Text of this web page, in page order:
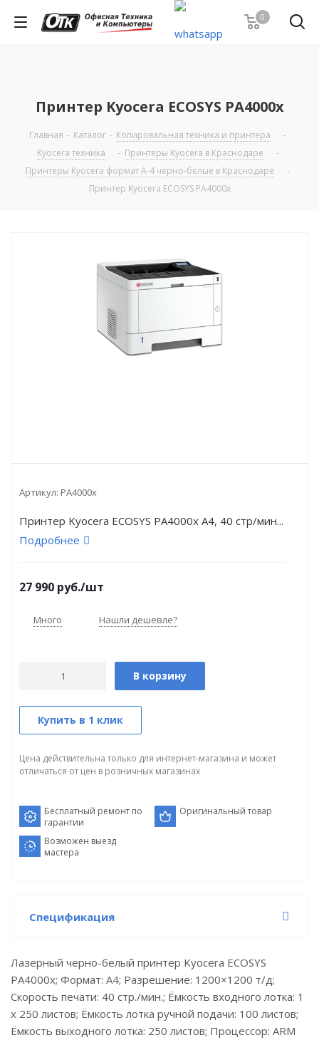
0
Принтер Kyocera ECOSYS PA4000x
Главная - Каталог - Копировальная техника и принтера
-
Kyocera техника
- Принтеры Kyocera в Краснодаре
-
Принтеры Kyocera формат А-4 черно-белые в Краснодаре
-
Принтер Kyocera ECOSYS PA4000x
Артикул: PA4000x
Принтер Kyocera ECOSYS PA4000x A4, 40 стр/мин...
Подробнее
27 990 руб./шт
Много Нашли дешевле?
В корзину
Купить в 1 клик
Цена действительна только для интернет-магазина и может
отличаться от цен в розничных магазинах
Бесплатный ремонт по
гарантии
Оригинальный товар
Возможен выезд
мастера
Спецификация
Лазерный черно-белый принтер Kyocera ECOSYS
PA4000x; Формат: А4; Разрешение: 1200×1200 т/д;
Скорость печати: 40 стр./мин.; Ёмкость входного лотка: 1
x 250 листов; Ёмкость лотка ручной подачи: 100 листов;
Ёмкость выходного лотка: 250 листов; Процессор: ARM